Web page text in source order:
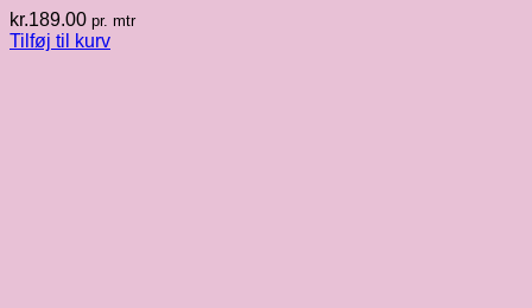
kr.189.00 pr. mtr
Tilføj til kurv